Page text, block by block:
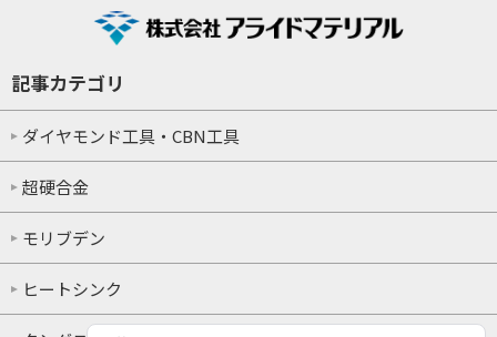
記事カテゴリ
ダイヤモンド工具・CBN工具
超硬合金
モリブデン
ヒートシンク